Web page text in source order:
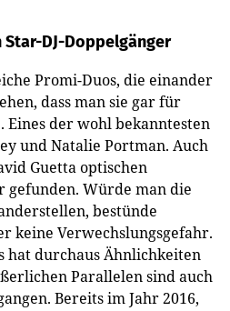
DJ-Doppelgänger
Promi-Duos, die einander
dass man sie gar für
der wohl bekanntesten
und Natalie Portman. Auch
Guetta optischen
gefunden. Würde man die
bestünde
keine Verwechslungsgefahr.
hat durchaus Ähnlichkeiten
Parallelen sind auch
Bereits im Jahr 2016,